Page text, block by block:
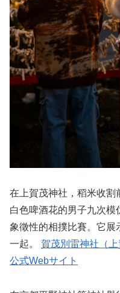
在上賀茂神社，稻米收割
白色啤酒花的男子九次
象徵性的相撲比賽。它展
一起。 賀茂別雷神社（上
公式Webサイト